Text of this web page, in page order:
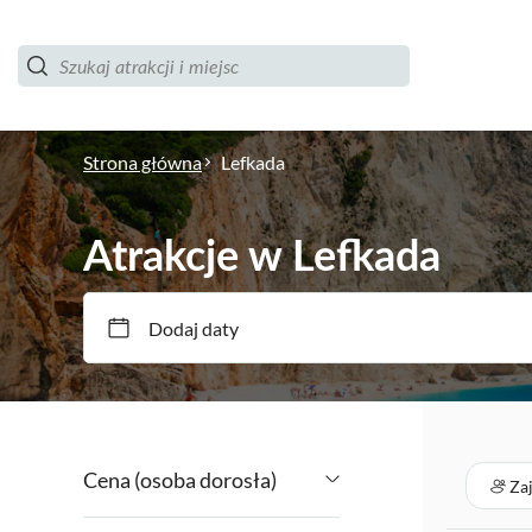
Strona główna Lefkada
Atrakcje w Lefkada
Dodaj daty
Cena (osoba dorosła)